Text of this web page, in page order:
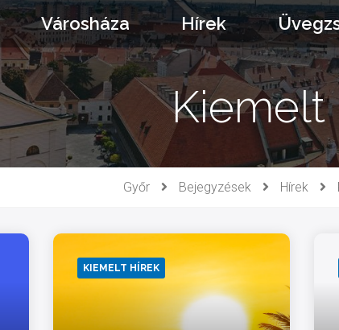
Városháza Hírek
Kiemelt
Győr Bejegyzések Hírek
KIEMELT HÍREK